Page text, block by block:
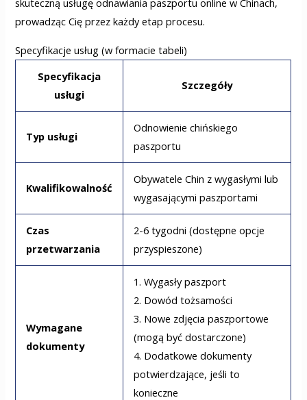
skuteczną usługę odnawiania paszportu online w Chinach,
prowadząc Cię przez każdy etap procesu.
Specyfikacje usług (w formacie tabeli)
Specyfikacja
usługi
Szczegóły
Typ usługi
Odnowienie chińskiego
paszportu
Kwalifikowalność
Obywatele Chin z wygasłymi lub
wygasającymi paszportami
Czas
przetwarzania
2-6 tygodni (dostępne opcje
przyspieszone)
Wymagane
dokumenty
1. Wygasły paszport
2. Dowód tożsamości
3. Nowe zdjęcia paszportowe
(mogą być dostarczone)
4. Dodatkowe dokumenty
potwierdzające, jeśli to
konieczne